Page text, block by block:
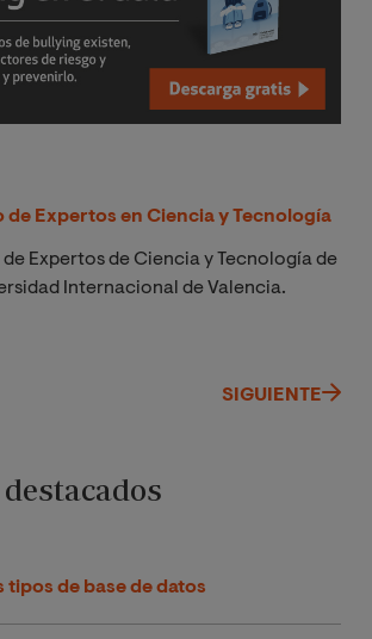
de Expertos en Ciencia y Tecnología
de Expertos de Ciencia y Tecnología de
Internacional de Valencia.
SIGUIENTE
tipos de base de datos